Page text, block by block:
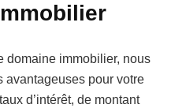
domaine immobilier, nous
avantageuses pour votre
d’intérêt, de montant